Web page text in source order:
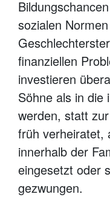
sozialen
finanziellen
investieren
Söhne als in die
werden, statt
früh verheiratet,
innerhalb der
eingesetzt oder
gezwungen.